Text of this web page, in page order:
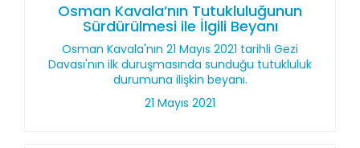
Osman Kavala’nın Tutukluluğunun
Sürdürülmesi ile İlgili Beyanı
Osman Kavala'nın 21 Mayıs 2021 tarihli Gezi
Davası'nın ilk duruşmasında sunduğu tutukluluk
durumuna ilişkin beyanı.
21 Mayıs 2021